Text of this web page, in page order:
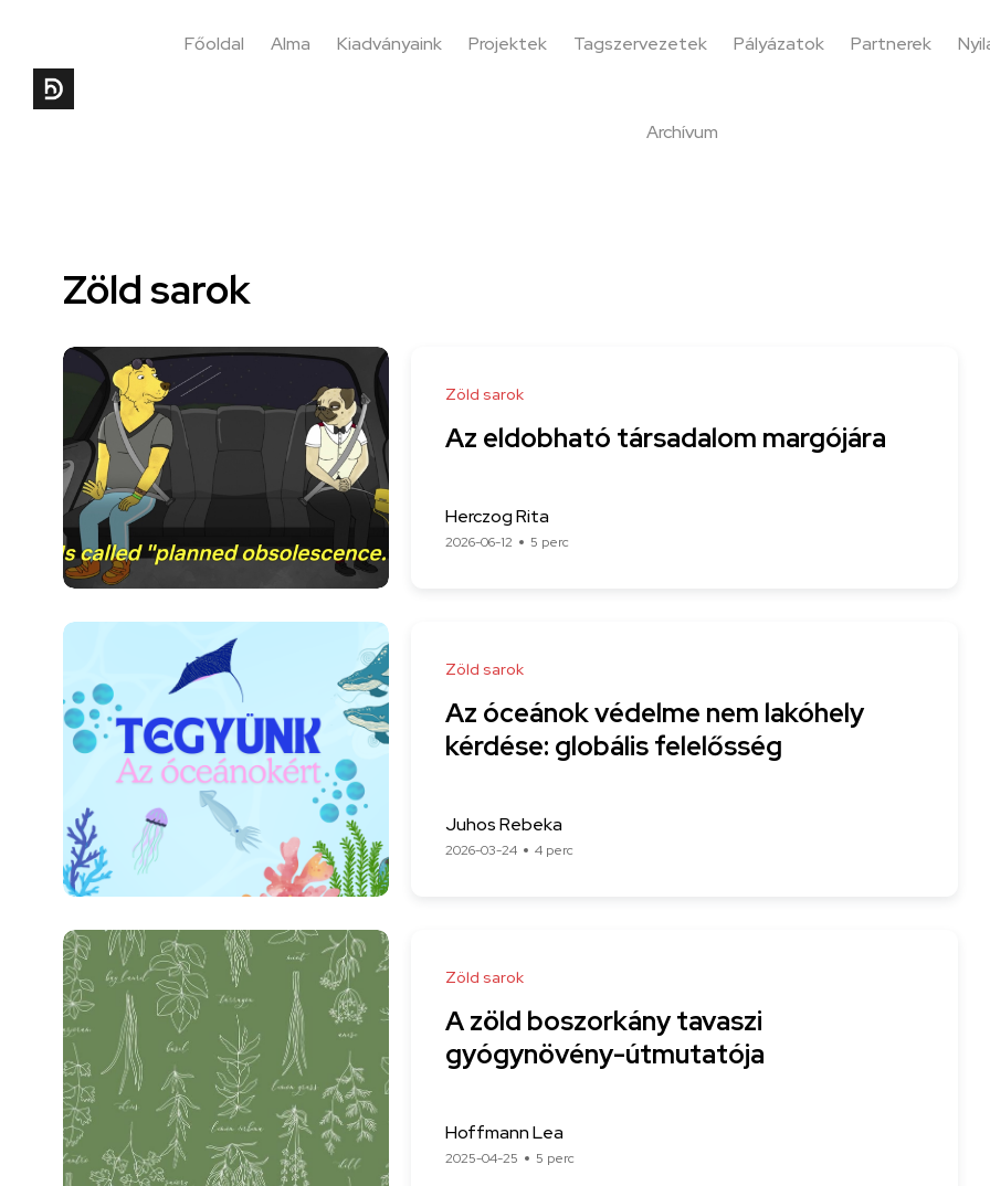
Főoldal Alma Kiadványaink Projektek Tagszervezetek Pályázatok Partnerek
Archívum
Zöld sarok
Zöld sarok
Az eldobható társadalom margójára
Herczog Rita
2026-06-12 5 perc
Zöld sarok
Az óceánok védelme nem lakóhely
kérdése: globális felelősség
Juhos Rebeka
2026-03-24 4 perc
Zöld sarok
A zöld boszorkány tavaszi
gyógynövény-útmutatója
Hoffmann Lea
2025-04-25 5 perc